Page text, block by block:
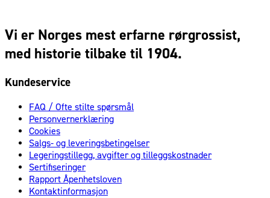
Vi er Norges mest erfarne rørgrossist,
med historie tilbake til 1904.
Kundeservice
FAQ / Ofte stilte spørsmål
Personvernerklæring
Cookies
Salgs- og leveringsbetingelser
Legeringstillegg, avgifter og tilleggskostnader
Sertifiseringer
Rapport Åpenhetsloven
Kontaktinformasjon